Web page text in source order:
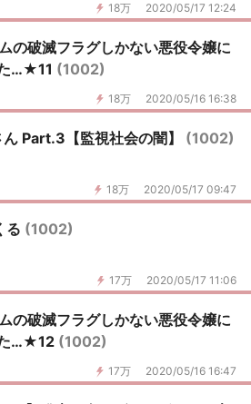
18万 2020/05/17 12:24
の破滅フラグしかない悪役令嬢に
…★11 (1002)
18万 2020/05/16 16:38
ん Part.3【監視社会の闇】 (1002)
18万 2020/05/17 09:47
る (1002)
17万 2020/05/17 11:06
の破滅フラグしかない悪役令嬢に
た…★12 (1002)
17万 2020/05/16 16:47